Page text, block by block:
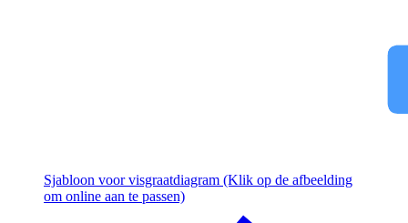
Sjabloon voor visgraatdiagram (Klik op de afbeelding
om online aan te passen)